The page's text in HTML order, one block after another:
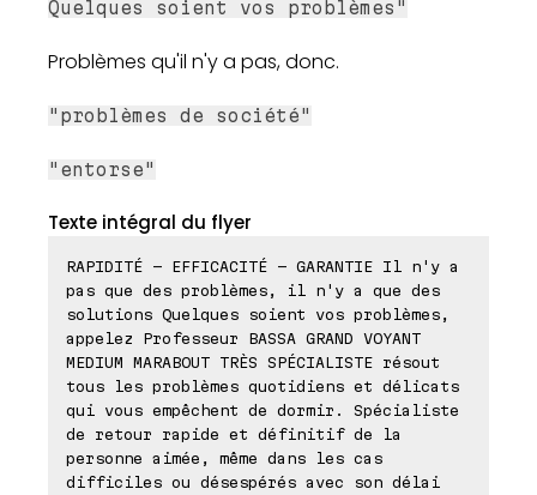
Quelques soient vos problèmes"
Problèmes qu'il n'y a pas, donc.
"problèmes de société"
"entorse"
Texte intégral du flyer
RAPIDITÉ - EFFICACITÉ - GARANTIE Il n'y a
pas que des problèmes, il n'y a que des
solutions Quelques soient vos problèmes,
appelez Professeur BASSA GRAND VOYANT
MEDIUM MARABOUT TRÈS SPÉCIALISTE résout
tous les problèmes quotidiens et délicats
qui vous empêchent de dormir. Spécialiste
de retour rapide et définitif de la
personne aimée, même dans les cas
difficiles ou désespérés avec son délai